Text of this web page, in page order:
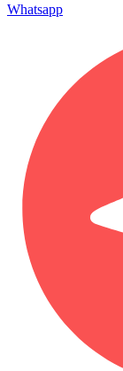
Whatsapp